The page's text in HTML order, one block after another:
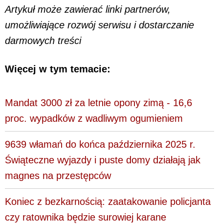
Artykuł może zawierać linki partnerów,
umożliwiające rozwój serwisu i dostarczanie
darmowych treści
Więcej w tym temacie:
Mandat 3000 zł za letnie opony zimą - 16,6
proc. wypadków z wadliwym ogumieniem
9639 włamań do końca października 2025 r.
Świąteczne wyjazdy i puste domy działają jak
magnes na przestępców
Koniec z bezkarnością: zaatakowanie policjanta
czy ratownika będzie surowiej karane